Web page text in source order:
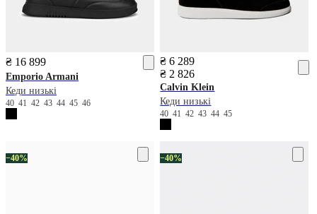
₴ 16 899
Emporio Armani
Кеди низькі
40 41 42 43 44 45 46
₴ 6 289
₴ 2 826
Calvin Klein
Кеди низькі
404142434445
−40% −40%